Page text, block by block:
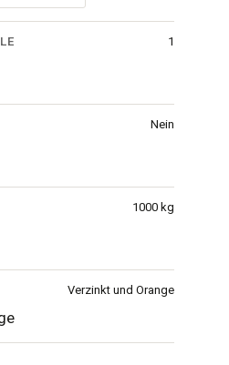
1
Nein
1000 kg
Verzinkt und Orange